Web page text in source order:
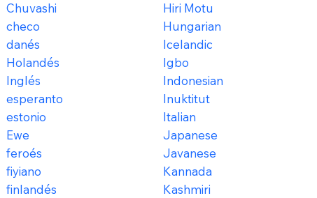
Chuvashi
checo
danés
Holandés
Inglés
esperanto
estonio
Ewe
feroés
fiyiano
finlandés
Hiri Motu
Hungarian
Icelandic
Igbo
Indonesian
Inuktitut
Italian
Japanese
Javanese
Kannada
Kashmiri